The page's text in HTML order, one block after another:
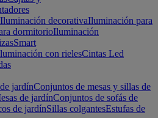
Iluminación decorativaIluminación para
dormitorioIluminación
Smart
con rielesCintas Led
jardínConjuntos de mesas y sillas de
de jardínConjuntos de sofás de
de jardínSillas colgantesEstufas de